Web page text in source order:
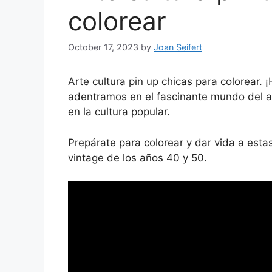
colorear
October 17, 2023 by Joan Seifert
Arte cultura pin up chicas para colorear.
adentramos en el fascinante mundo del
en la cultura popular.
Prepárate para colorear y dar vida a
vintage de los años 40 y 50.